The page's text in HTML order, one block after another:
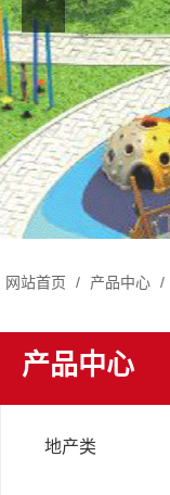
网站首页 / 产品中心 /
产品中心
地产类